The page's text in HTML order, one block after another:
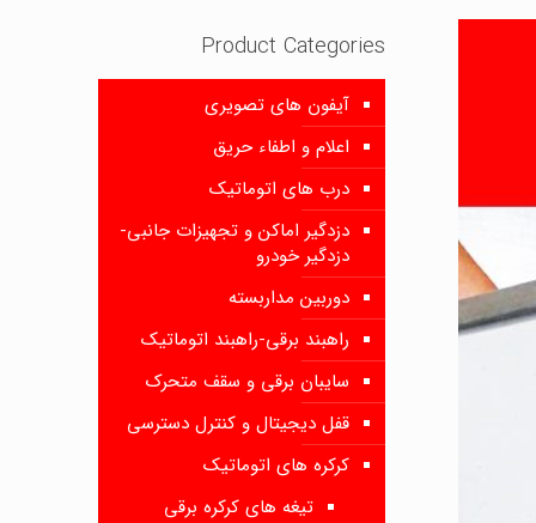
Product Categories
آیفون های تصویری
اعلام و اطفاء حریق
درب های اتوماتیک
دزدگیر اماکن و تجهیزات جانبی-
دزدگیر خودرو
دوربین مداربسته
راهبند برقی-راهبند اتوماتیک
سایبان برقی و سقف متحرک
قفل دیجیتال و کنترل دسترسی
کرکره های اتوماتیک
تیغه های کرکره برقی